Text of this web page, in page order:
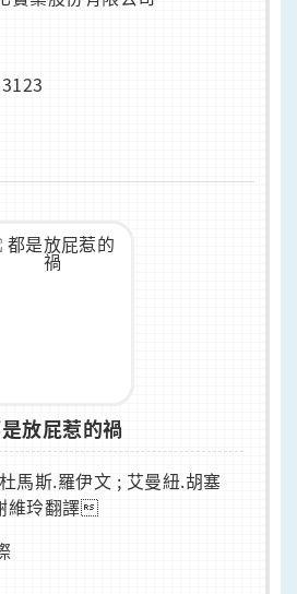
放屁惹的禍
馬斯.羅伊文 ; 艾曼紐.胡塞
維玲翻譯